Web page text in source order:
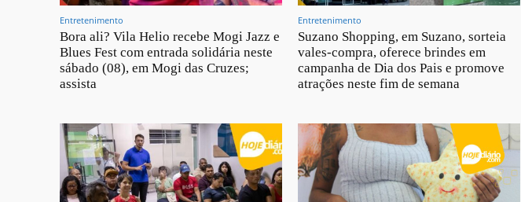
Entretenimento
Bora ali? Vila Helio recebe Mogi Jazz e
Blues Fest com entrada solidária neste
sábado (08), em Mogi das Cruzes;
assista
Entretenimento
Suzano Shopping, em Suzano, sorteia
vales-compra, oferece brindes em
campanha de Dia dos Pais e promove
atrações neste fim de semana